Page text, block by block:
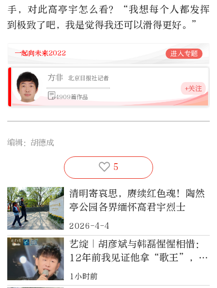
手，对此高亭宇怎么看？“我想每个人都发挥
到极致了吧，我是觉得我还可以滑得更好。”
一起向未来2022 进入专题
方非 北京日报社记者
4909篇作品
+关注
编辑：胡德成
5
清明寄哀思，赓续红色魂！陶然
亭公园各界缅怀高君宇烈士
2026-4-4
艺绽｜胡彦斌与韩磊惺惺相惜：
12年前我见证他拿“歌王”，如
今他帮我安排演出服
1小时前